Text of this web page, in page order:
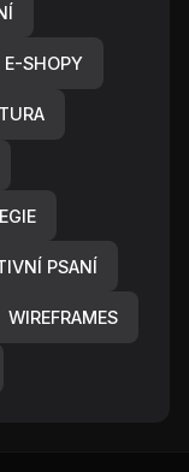
E-SHOPY
PSANÍ
WIREFRAMES